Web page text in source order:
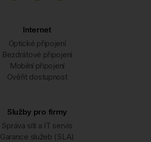
Internet
Optické připojení
Bezdrátové připojení
Mobilní připojení
Ověřit dostupnost
Služby pro firmy
Správa sítí a IT servis
Garance služeb (SLA)